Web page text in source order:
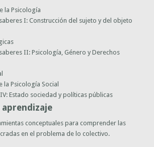
la Psicología
I: Construcción del sujeto y del objeto
II: Psicología, Género y Derechos
la Psicología Social
Estado sociedad y políticas públicas
conceptuales para comprender las
en el problema de lo colectivo.